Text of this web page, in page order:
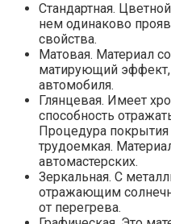
Стандартная.
нем одинаково
свойства.
Матовая. Материал
матирующий эффект,
автомобиля.
Глянцевая. Имеет
способность
Процедура
трудоемкая.
автомастерских.
Зеркальная. С
отражающим
от перегрева.